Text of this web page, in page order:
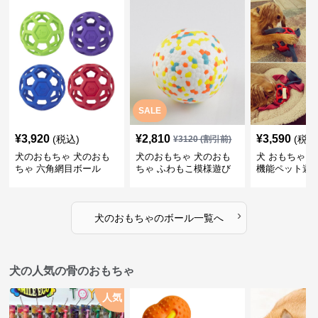
¥3,920 (税込)
犬のおもちゃ 犬のおも
ちゃ 六角網目ボール
SALE
¥2,810 ¥3120(割引前)
犬のおもちゃ 犬のおも
ちゃ ふわもこ模様遊び
¥3,590 (税
犬 おもちゃ
機能ペット遊
犬のおもちゃのボール一覧へ ›
犬の人気の骨のおもちゃ
人気